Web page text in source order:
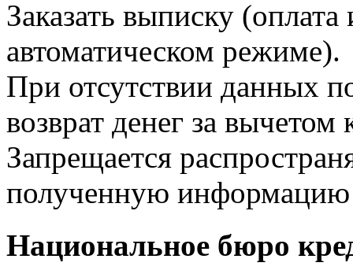
Заказать выписку
автоматическом режиме).
При отсутствии данных
возврат денег за
Запрещается
полученную информацию
Национальное бюро